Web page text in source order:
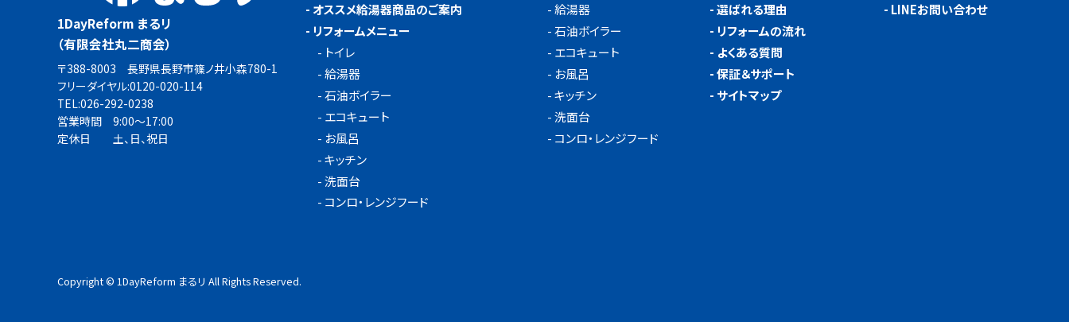
1DayReform まるリ
（有限会社丸二商会）
〒388-8003 長野県長野市篠ノ井小森780-1
フリーダイヤル:0120-020-114
TEL:026-292-0238
営業時間 9:00～17:00
定休日 土、日、祝日
- オススメ給湯器商品のご案内
- リフォームメニュー
- トイレ
-給湯器
-石油ボイラー
- エコキュート
- お風呂
-キッチン
-洗面台
- コンロ・レンジフード
-給湯器
-石油ボイラー
- エコキュート
- お風呂
-キッチン
-洗面台
- コンロ・レンジフード
-選ばれる理由
- リフォームの流れ
- よくある質問
-保証＆サポート
- サイトマップ
- LINEお問い合わせ
Copyright © 1DayReform まるリ All Rights Reserved.